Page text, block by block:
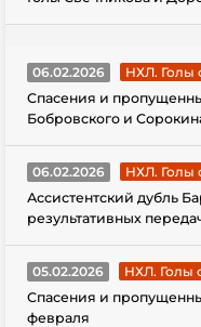
06.02.2026
НХЛ. Голы
Спасения и
Бобровского и
06.02.2026
НХЛ. Голы
Ассистентский дубль
результативных
05.02.2026
НХЛ. Голы
Спасения и
февраля